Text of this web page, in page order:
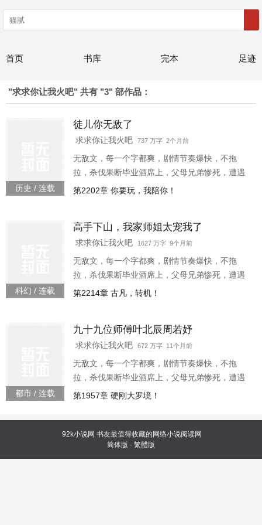
首页 书库 完本 足迹
"求求你让我火吧" 共有 "3" 部作品：
历史 / 连载
徒儿你无敌了
求求你让我火吧 737 万字 2个月前
无敌文，每一个字都爽，剧情节奏爆快，不拖
拉，杀伐果断毕业酒席上，父母兄弟惨死，遭遇
追杀，侥幸逃生，昆仑山上习武五年，我强势归
天下人生死”“你是宗师武者，一人之下，万人之上
我师父坐镇昆仑，天下宗师来拜”“你是江南王，权
倾天下我师父曾为帝师，是你
第2202章 你要玩，我陪你！
科幻 / 连载
高手下山，我家师姐太宠我了
求求你让我火吧 1627 万字 9个月前
无敌文，每一个字都爽，剧情节奏爆快，不拖
拉，杀伐果断毕业酒席上，父母兄弟惨死，遭遇
追杀，侥幸逃生，昆仑山上习武五年，我强势归
天下人生死”“你是宗师武者，一人之下，万人之上
我师父坐镇昆仑，天下宗师来拜”“你是江南王，权
倾天下我师父曾为帝师，是你上司的上司”“你亿万
家产，左右世界金融走向我师父掌控印钞机，你
第2214章 古凡，转机！
都市 / 连载
九十九位师傅叶北辰周若妤
求求你让我火吧 672 万字 11个月前
无敌文，每一个字都爽，剧情节奏爆快，不拖
拉，杀伐果断毕业酒席上，父母兄弟惨死，遭遇
追杀，侥幸逃生，昆仑山上习武五年，我强势归
拍死”“你是中医之王我师父乃鬼门传人，十三针定
天下人生死”“你是宗师武者，一人之下，万人之上
我师父坐镇昆仑，天下宗师来拜”“你是江南王，权
倾天下我师父曾为帝师，是你
第1957章 硬刚大罗境！
92k小说网 书友最值得收藏的网络小说阅读网
简体版 · 繁體版